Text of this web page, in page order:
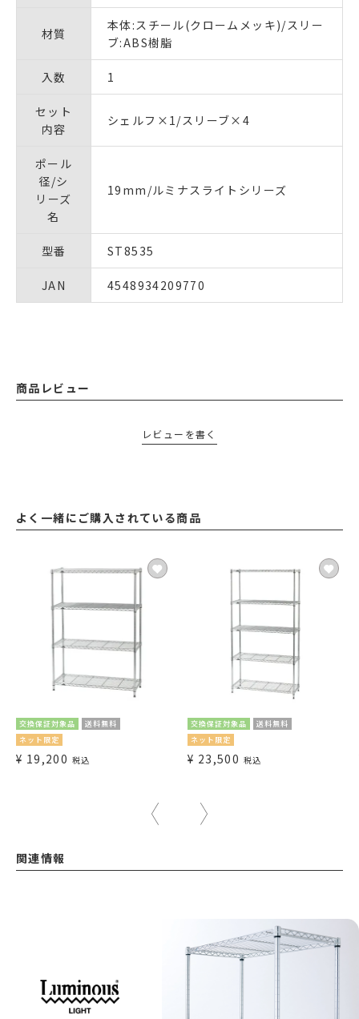
材質
本体:スチール(クロームメッキ)/スリー
ブ:ABS樹脂
入数 1
セット
内容
シェルフ×1/スリーブ×4
ポール
径/シ
リーズ
名
19mm/ルミナスライトシリーズ
型番 ST8535
JAN 4548934209770
商品レビュー
レビューを書く
よく一緒にご購入されている商品
交換保証対象品
送料無料
ネット限定
¥ 19,200 税込
交換保証対象品
送料無料
ネット限定
¥ 23,500 税込
関連情報